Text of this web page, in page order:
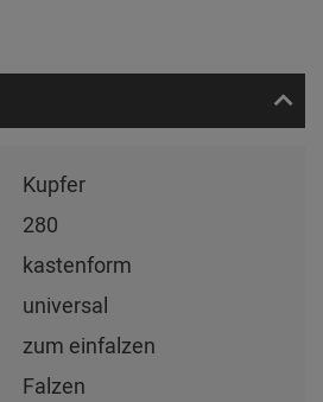
Kupfer
280
kastenform
universal
zum einfalzen
Falzen